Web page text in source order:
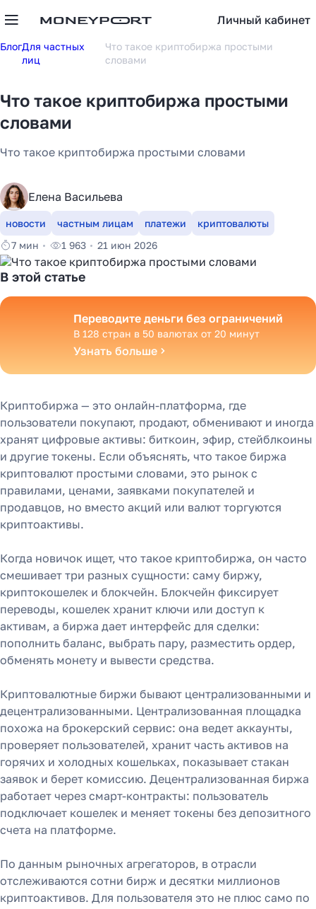
Личный кабинет
БлогДля частных
лиц
Что такое криптобиржа простыми
словами
Что такое криптобиржа простыми
словами
Что такое криптобиржа простыми словами
Елена Васильева
новости частным лицам платежи
криптовалюты
7 мин
1 963 21 июн 2026
В этой статье
Переводите деньги без ограничений
В 128 стран в 50 валютах от 20 минут
Узнать больше
Криптобиржа — это онлайн-платформа, где
пользователи покупают, продают, обменивают и иногда
хранят цифровые активы: биткоин, эфир, стейблкоины
и другие токены. Если объяснять, что такое биржа
криптовалют простыми словами, это рынок с
правилами, ценами, заявками покупателей и
продавцов, но вместо акций или валют торгуются
криптоактивы.
Когда новичок ищет, что такое криптобиржа, он часто
смешивает три разных сущности: саму биржу,
криптокошелек и блокчейн. Блокчейн фиксирует
переводы, кошелек хранит ключи или доступ к
активам, а биржа дает интерфейс для сделки:
пополнить баланс, выбрать пару, разместить ордер,
обменять монету и вывести средства.
Криптовалютные биржи бывают централизованными и
децентрализованными. Централизованная площадка
похожа на брокерский сервис: она ведет аккаунты,
проверяет пользователей, хранит часть активов на
горячих и холодных кошельках, показывает стакан
заявок и берет комиссию. Децентрализованная биржа
работает через смарт-контракты: пользователь
подключает кошелек и меняет токены без депозитного
счета на платформе.
По данным рыночных агрегаторов, в отрасли
отслеживаются сотни бирж и десятки миллионов
криптоактивов. Для пользователя это не плюс само по